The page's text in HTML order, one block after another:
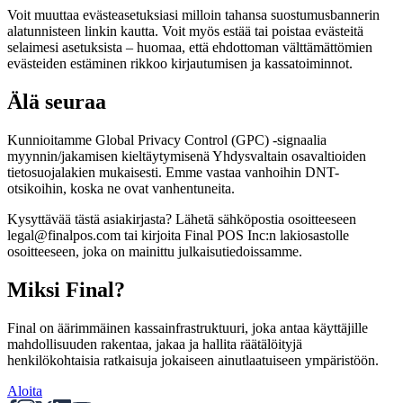
Voit muuttaa evästeasetuksiasi milloin tahansa suostumusbannerin
alatunnisteen linkin kautta. Voit myös estää tai poistaa evästeitä
selaimesi asetuksista – huomaa, että ehdottoman välttämättömien
evästeiden estäminen rikkoo kirjautumisen ja kassatoiminnot.
Älä seuraa
Kunnioitamme Global Privacy Control (GPC) -signaalia
myynnin/jakamisen kieltäytymisenä Yhdysvaltain osavaltioiden
tietosuojalakien mukaisesti. Emme vastaa vanhoihin DNT-
otsikoihin, koska ne ovat vanhentuneita.
Kysyttävää tästä asiakirjasta? Lähetä sähköpostia osoitteeseen
legal@finalpos.com tai kirjoita Final POS Inc:n lakiosastolle
osoitteeseen, joka on mainittu julkaisutiedoissamme.
Miksi Final?
Final on äärimmäinen kassainfrastruktuuri, joka antaa käyttäjille
mahdollisuuden rakentaa, jakaa ja hallita räätälöityjä
henkilökohtaisia ratkaisuja jokaiseen ainutlaatuiseen ympäristöön.
Aloita